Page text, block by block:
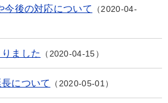
今後の対応について
2020-04-
ました 2020-04-15
について 2020-05-01